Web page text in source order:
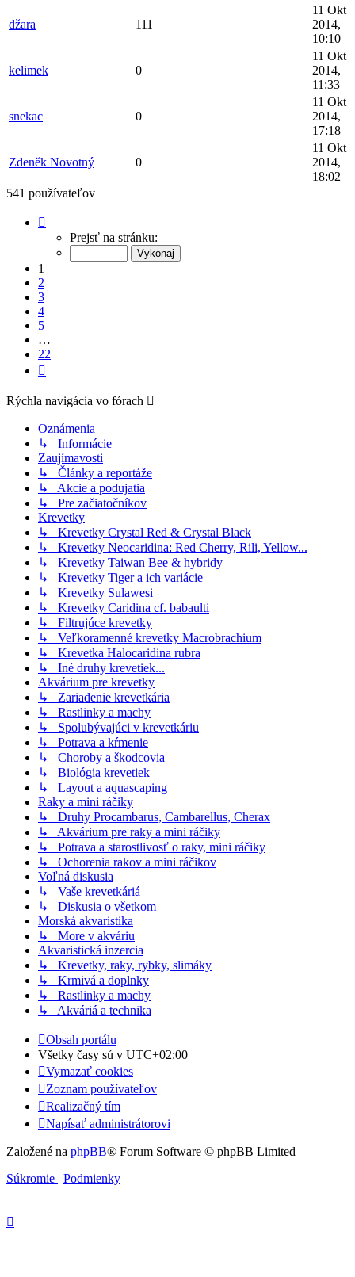
džara 111
11 Okt
2014,
10:10
kelimek 0
11 Okt
2014,
11:33
snekac 0
11 Okt
2014,
17:18
Zdeněk Novotný 0
11 Okt
2014,
18:02
541 používateľov
Prejsť na stránku:
1
2
3
4
5
…
22
Rýchla navigácia vo fórach
Oznámenia
↳ Informácie
Zaujímavosti
↳ Články a reportáže
↳ Akcie a podujatia
↳ Pre začiatočníkov
Krevetky
↳ Krevetky Crystal Red & Crystal Black
↳ Krevetky Neocaridina: Red Cherry, Rili, Yellow...
↳ Krevetky Taiwan Bee & hybridy
↳ Krevetky Tiger a ich variácie
↳ Krevetky Sulawesi
↳ Krevetky Caridina cf. babaulti
↳ Filtrujúce krevetky
↳ Veľkoramenné krevetky Macrobrachium
↳ Krevetka Halocaridina rubra
↳ Iné druhy krevetiek...
Akvárium pre krevetky
↳ Zariadenie krevetkária
↳ Rastlinky a machy
↳ Spolubývajúci v krevetkáriu
↳ Potrava a kŕmenie
↳ Choroby a škodcovia
↳ Biológia krevetiek
↳ Layout a aquascaping
Raky a mini ráčiky
↳ Druhy Procambarus, Cambarellus, Cherax
↳ Akvárium pre raky a mini ráčiky
↳ Potrava a starostlivosť o raky, mini ráčiky
↳ Ochorenia rakov a mini ráčikov
Voľná diskusia
↳ Vaše krevetkáriá
↳ Diskusia o všetkom
Morská akvaristika
↳ More v akváriu
Akvaristická inzercia
↳ Krevetky, raky, rybky, slimáky
↳ Krmivá a doplnky
↳ Rastlinky a machy
↳ Akváriá a technika
Obsah portálu
Všetky časy sú v UTC+02:00
Vymazať cookies
Zoznam používateľov
Realizačný tím
Napísať administrátorovi
Založené na phpBB® Forum Software © phpBB Limited
Súkromie | Podmienky